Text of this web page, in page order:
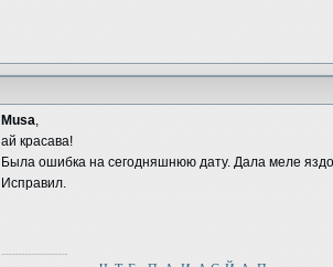
Musa,
ай красава!
Была ошибка на сегодняшнюю дату. Дала меле
Исправил.
--------------------